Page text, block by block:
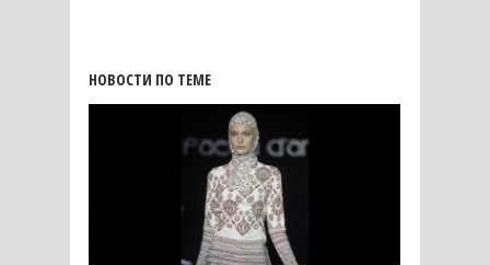
НОВОСТИ ПО ТЕМЕ